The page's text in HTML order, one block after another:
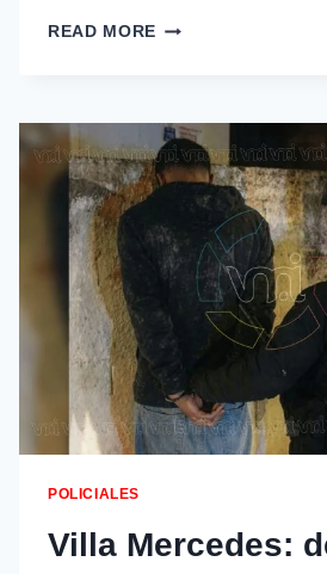
READ MORE
POLICIALES
Villa Mercedes: